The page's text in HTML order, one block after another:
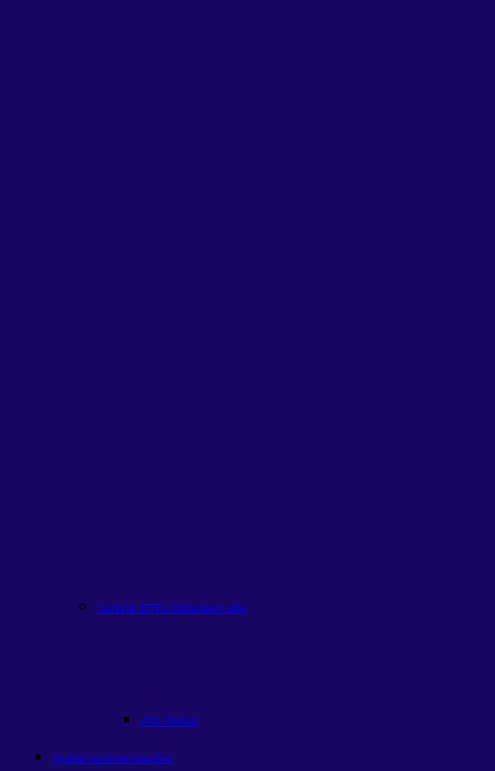
Carteira ETFs Globaisem alta
Alfa Global
Outras recomendações